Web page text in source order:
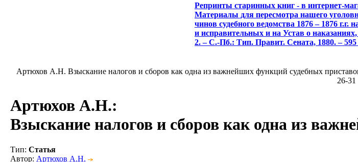
Репринты старинных книг - в интернет-
Материалы для пересмотра нашего
чинов судебного ведомства 1876 – 1876
и исправительных и на Устав о
2. – С.-Пб.: Тип. Правит. Сената, 1880. – 595
Артюхов А.Н. Взыскание налогов и сборов как одна из важнейших функций судебных
26-31
Артюхов А.Н.:
Взыскание налогов и сборов как одна из
Тип: Статья
Автор: Артюхов А.Н.